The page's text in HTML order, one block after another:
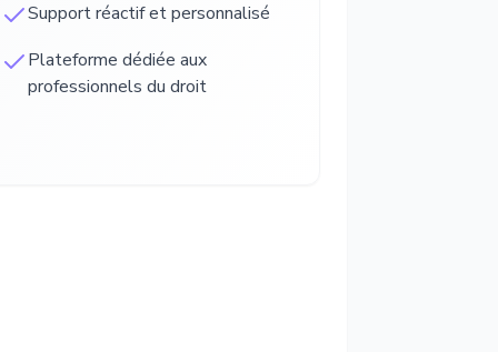
Support réactif et personnalisé
Plateforme dédiée aux
professionnels du droit